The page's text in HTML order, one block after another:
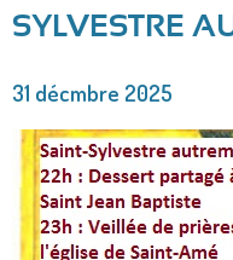
êtes
ici
SYLVESTRE
31 décmbre 2025